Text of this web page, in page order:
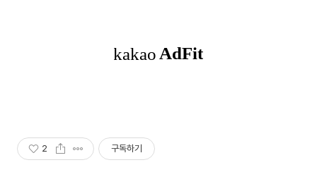
2 구독하기